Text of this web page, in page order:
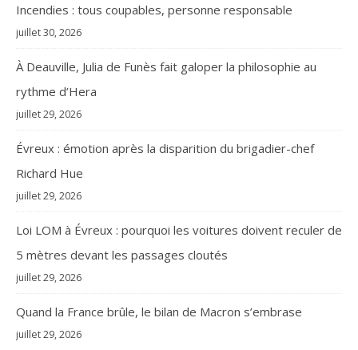
Incendies : tous coupables, personne responsable
juillet 30, 2026
À Deauville, Julia de Funès fait galoper la philosophie au
rythme d’Hera
juillet 29, 2026
Évreux : émotion après la disparition du brigadier-chef
Richard Hue
juillet 29, 2026
Loi LOM à Évreux : pourquoi les voitures doivent reculer de
5 mètres devant les passages cloutés
juillet 29, 2026
Quand la France brûle, le bilan de Macron s’embrase
juillet 29, 2026